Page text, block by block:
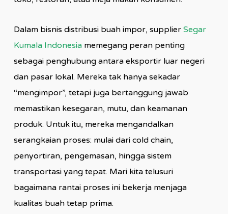
Dalam bisnis distribusi buah impor, supplier Segar
Kumala Indonesiamemegang peran penting
sebagai penghubung antara eksportir luar negeri
dan pasar lokal. Mereka tak hanya sekadar
“mengimpor”, tetapi juga bertanggung jawab
memastikan kesegaran, mutu, dan keamanan
produk. Untuk itu, mereka mengandalkan
serangkaian proses: mulai dari cold chain,
penyortiran, pengemasan, hingga sistem
transportasi yang tepat. Mari kita telusuri
bagaimana rantai proses ini bekerja menjaga
kualitas buah tetap prima.